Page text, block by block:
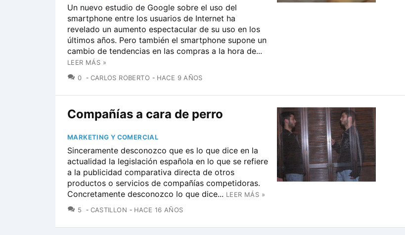
Un nuevo estudio de Google sobre el uso del
smartphone entre los usuarios de Internet ha
revelado un aumento espectacular de su uso en los
últimos años. Pero también el smartphone supone un
cambio de tendencias en las compras a la hora de...
LEER MÁS »
0 COMENTARIOS
CARLOS ROBERTO HACE 9 AÑOS
Compañías a cara de perro
MARKETING Y COMERCIAL
Sinceramente desconozco que es lo que dice en la
actualidad la legislación española en lo que se refiere
a la publicidad comparativa directa de otros
productos o servicios de compañías competidoras.
Concretamente desconozco lo que dice... LEER MÁS »
5
COMENTARIOS
CASTILLON HACE 16 AÑOS